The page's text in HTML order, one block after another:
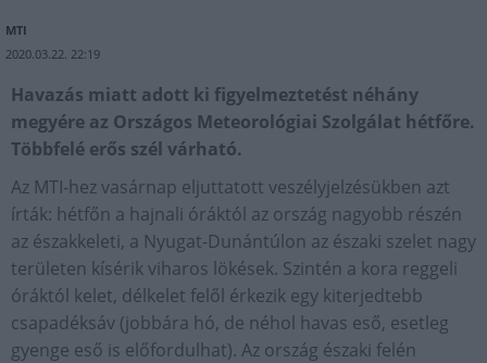
MTI
2020.03.22. 22:19
Havazás miatt adott ki figyelmeztetést néhány
megyére az Országos Meteorológiai Szolgálat hétfőre.
Többfelé erős szél várható.
Az MTI-hez vasárnap eljuttatott veszélyjelzésükben azt
írták: hétfőn a hajnali óráktól az ország nagyobb részén
az északkeleti, a Nyugat-Dunántúlon az északi szelet nagy
területen kísérik viharos lökések. Szintén a kora reggeli
óráktól kelet, délkelet felől érkezik egy kiterjedtebb
csapadéksáv (jobbára hó, de néhol havas eső, esetleg
gyenge eső is előfordulhat). Az ország északi felén